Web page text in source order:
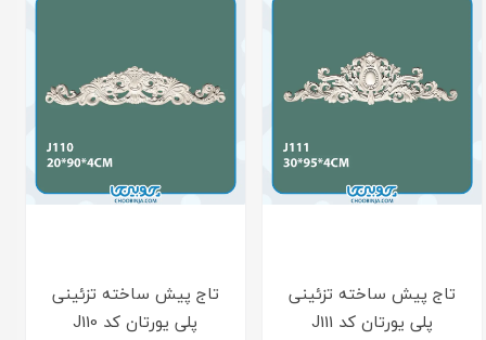
تاج پیش ساخته تزئینی
پلی یورتان کد J111
تاج پیش ساخته تزئینی
پلی یورتان کد J110